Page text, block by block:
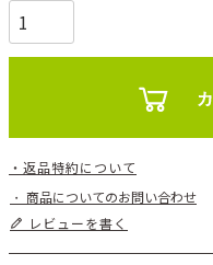
返品特約について
商品についてのお問い合わせ
レビューを書く